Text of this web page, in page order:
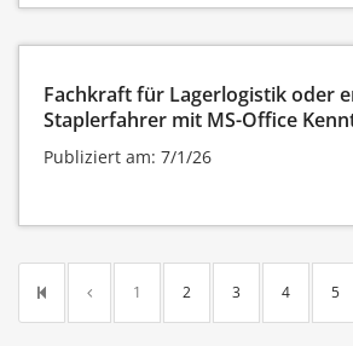
Fachkraft für Lagerlogistik oder
Staplerfahrer mit MS-Office
Publiziert am: 7/1/26
1 2 3 4 5